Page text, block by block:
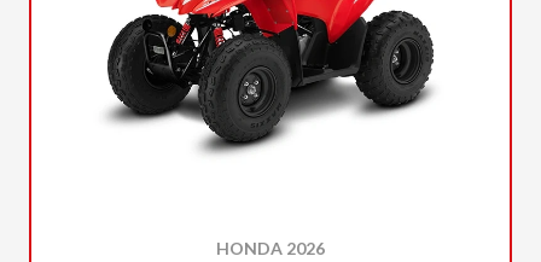
HONDA 2026